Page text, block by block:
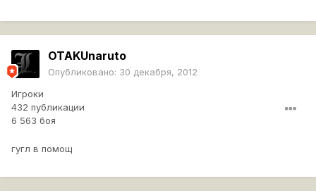
OTAKUnaruto
Опубликовано: 30 декабря, 2012
Игроки
432 публикации
6 563 боя
гугл в помощ